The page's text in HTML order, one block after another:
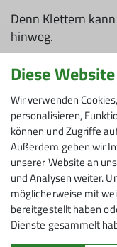
Denn Klettern
hinweg.
Interesse geweckt?
Paula Cepeda
Jörn Rübel, Tel.:
Jörn.Rübel@DAV-
Wir freuen uns auf
gemeinsam zu
Diese
Wir verwenden
personalisieren,
können und Zugriffe
Außerdem geben wir
unserer Website an
und Analysen weiter.
möglicherweise mit
bereitgestellt haben
Dienste gesammelt